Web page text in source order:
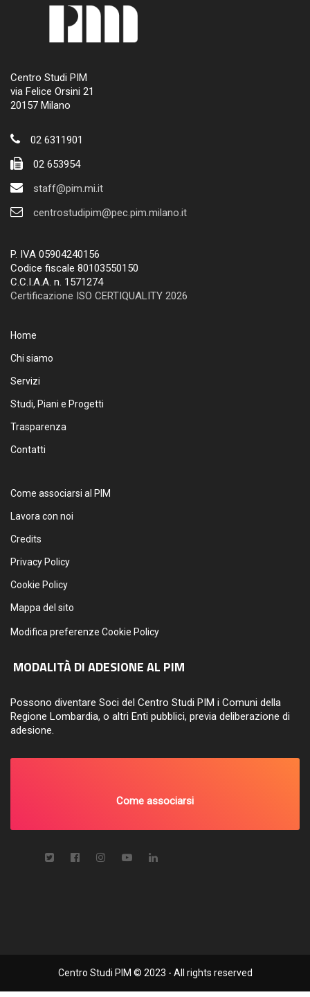
Centro Studi PIM
via Felice Orsini 21
20157 Milano
02 6311901
02 653954
staff@pim.mi.it
centrostudipim@pec.pim.milano.it
P. IVA 05904240156
Codice fiscale 80103550150
C.C.I.A.A. n. 1571274
Certificazione ISO CERTIQUALITY 2026
Home
Chi siamo
Servizi
Studi, Piani e Progetti
Trasparenza
Contatti
Come associarsi al PIM
Lavora con noi
Credits
Privacy Policy
Cookie Policy
Mappa del sito
Modifica preferenze Cookie Policy
MODALITÀ DI ADESIONE AL PIM
Possono diventare Soci del Centro Studi PIM i Comuni della
Regione Lombardia, o altri Enti pubblici, previa deliberazione di
adesione.
Come associarsi
Centro Studi PIM © 2023 - All rights reserved